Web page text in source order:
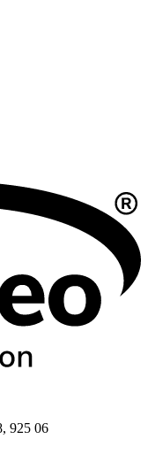
925 06